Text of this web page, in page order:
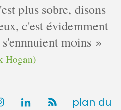
plus sobre, disons
c'est évidemment
moins
Hogan)
plan du